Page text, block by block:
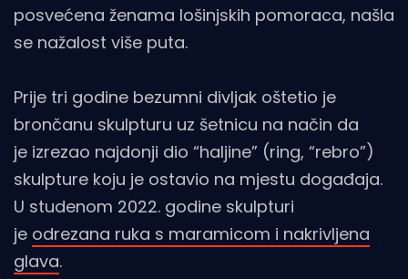
posvećena ženama lošinjskih pomoraca, našla
se nažalost više puta.
Prije tri godine bezumni divljak oštetio je
brončanu skulpturu uz šetnicu na način da
je izrezao najdonji dio “haljine” (ring, “rebro”)
skulpture koju je ostavio na mjestu događaja.
U studenom 2022. godine skulpturi
je odrezana ruka s maramicom i nakrivljena
glava.